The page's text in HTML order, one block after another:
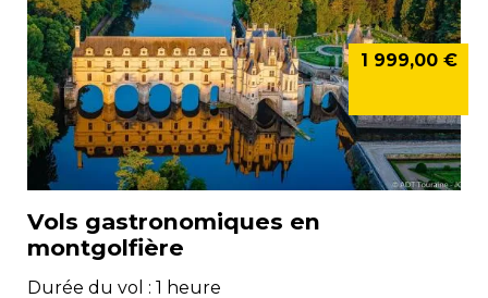
Vols gastronomiques en
montgolfière
Durée du vol : 1 heure
1 999,00 €